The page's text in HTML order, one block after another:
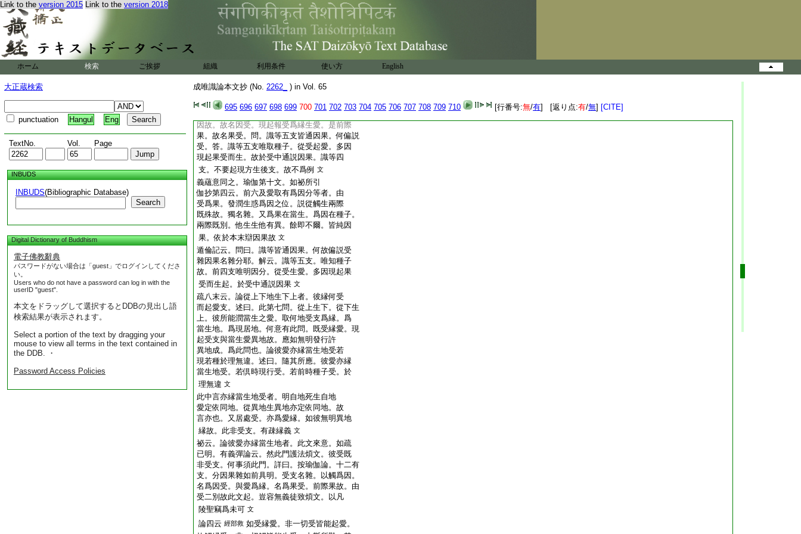
Link to the version 2015 Link to the version 2018
ホーム 検索 ご挨拶 組織 利用条件 使い方 English
大正蔵検索
punctuation Hangul Eng
TextNo. Vol. Page
INBUDS
INBUDS(Bibliographic Database)
Search
Digital Dictionary of Buddhism
電子佛教辭典
パスワードがない場合は「guest」でログインしてくださ
い。
Users who do not have a password can log in with the
userID "guest".
本文をドラッグして選択するとDDBの見出し語
検索結果が表示されます。
Select a portion of the text by dragging your
mouse to view all terms in the text contained in
the DDB. ・
Password Access Policies
成唯識論本文抄 (No. 2262_ ) in Vol. 65
695 696 697 698 699 700 701 702 703 704 705 706 707 708 709 710 [行番号:無/有] [返り点:有/無] [CITE]
果。五種之果故。餘亦因亦果。是煩惱之果。生
老之因故。第十云。三唯是因。二唯果。餘通
因果又生老死唯果。末故。前六及愛取有三
是因。本故。受通因果。通本末等。第十云。前
六愛取有三是因分。後二爲果分。受通二種。
祕云。疏通二種者。按彼論云。前六愛取有三。
説爲因分。後二爲果分。所餘支説爲雜分。所
以者何。有二種受名爲雜分。一謂後法以觸
爲縁因受。二謂現法與受爲縁果受。此二雜
因故。故名因受。現起報受爲縁生愛。是前際
果。故名果受。問。識等五支皆通因果。何偏説
受。答。識等五支唯取種子。從受起愛。多因
現起果受而生。故於受中通説因果。識等四
支。不要起現方生後支。故不爲例
文
義蘊意同之。瑜伽第十文。如祕所引
伽抄第四云。前六及愛取有爲因分等者。由
受爲果。發潤生惑爲因之位。説從觸生兩際
既殊故。獨名雜。又爲果在當生。爲因在種子。
兩際既別。他生生他有異。餘即不爾。皆純因
果。依於本末辯因果故 文
遁倫記云。問曰。識等皆通因果。何故偏説受
雜因果名雜分耶。解云。識等五支。唯知種子
故。前四支唯明因分。從受生愛。多因現起果
受而生起。於受中通説因果 文
疏八末云。論從上下地生下上者。彼縁何受
而起愛支。述曰。此第七問。從上生下。從下生
上。彼所能潤當生之愛。取何地受支爲縁。爲
當生地。爲現居地。何意有此問。既受縁愛。現
起受支與當生愛異地故。應如無明發行許
異地成。爲此問也。論彼愛亦縁當生地受若
現若種於理無違。述曰。隨其所應。彼愛亦縁
當生地受。若倶時現行受。若前時種子受。於
理無違 文
此中言亦縁當生地受者。明自地死生自地
愛定依同地。從異地生異地亦定依同地。故
言亦也。又居處受。亦爲愛縁。如彼無明異地
縁故。此非受支。有疎縁義 文
祕云。論彼愛亦縁當生地者。此文來意。如疏
已明。有義彈論云。然此門護法煩文。彼受既
非受支。何事須此門。詳曰。按瑜伽論。十二有
支。分因果雜如前具明。受支名雜。以觸爲因。
名爲因受。與愛爲縁。名爲果受。前際果故。由
受二別故此文起。豈容無義徒致煩文。以凡
陵聖竊爲未可 文
論四云 經部救 如受縁愛。非一切受皆能起愛。